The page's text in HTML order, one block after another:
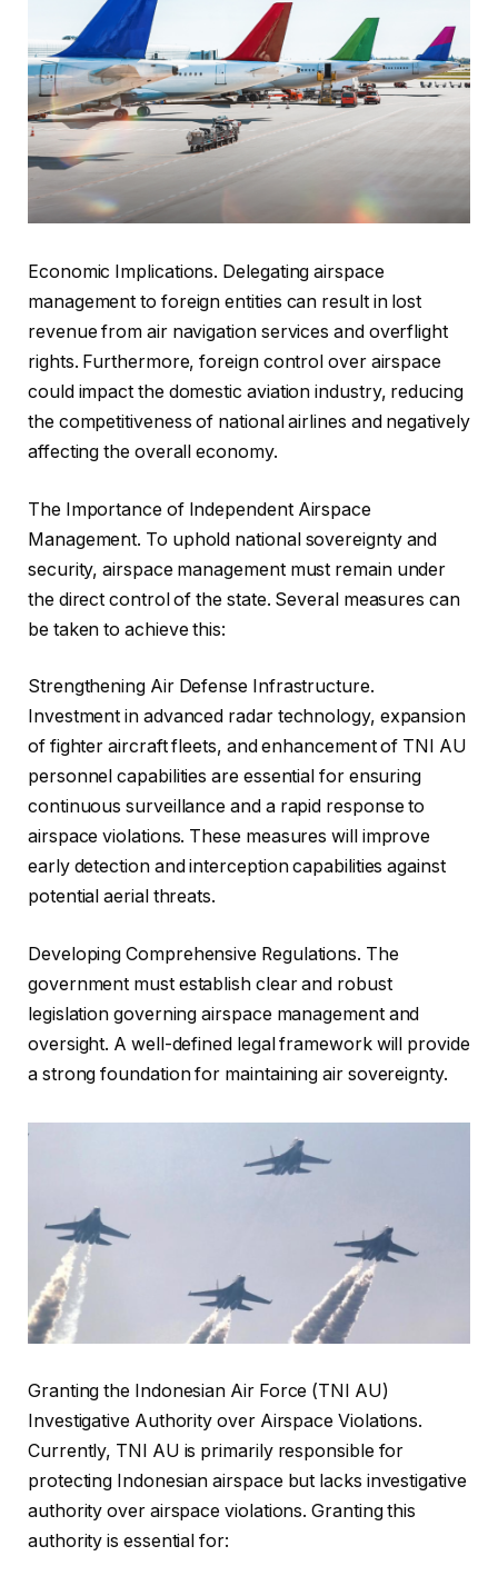
Economic Implications. Delegating airspace
management to foreign entities can result in lost
revenue from air navigation services and overflight
rights. Furthermore, foreign control over airspace
could impact the domestic aviation industry, reducing
the competitiveness of national airlines and negatively
affecting the overall economy.
The Importance of Independent Airspace
Management. To uphold national sovereignty and
security, airspace management must remain under
the direct control of the state. Several measures can
be taken to achieve this:
Strengthening Air Defense Infrastructure.
Investment in advanced radar technology, expansion
of fighter aircraft fleets, and enhancement of TNI AU
personnel capabilities are essential for ensuring
continuous surveillance and a rapid response to
airspace violations. These measures will improve
early detection and interception capabilities against
potential aerial threats.
Developing Comprehensive Regulations. The
government must establish clear and robust
legislation governing airspace management and
oversight. A well-defined legal framework will provide
a strong foundation for maintaining air sovereignty.
Granting the Indonesian Air Force (TNI AU)
Investigative Authority over Airspace Violations.
Currently, TNI AU is primarily responsible for
protecting Indonesian airspace but lacks investigative
authority over airspace violations. Granting this
authority is essential for: